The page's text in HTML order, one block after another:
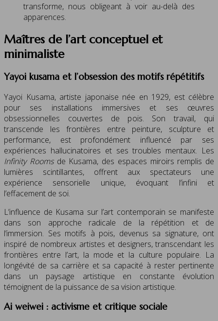
transforme, nous obligeant à voir au-delà des
apparences.
Maîtres de l’art conceptuel et
minimaliste
Yayoi kusama et l’obsession des motifs répétitifs
Yayoi Kusama, artiste japonaise née en 1929, est célèbre
pour ses installations immersives et ses œuvres
obsessionnelles couvertes de pois. Son travail, qui
transcende les frontières entre peinture, sculpture et
performance, est profondément influencé par ses
expériences hallucinatoires et ses troubles mentaux. Les
Infinity Rooms de Kusama, des espaces miroirs remplis de
lumières scintillantes, offrent aux spectateurs une
expérience sensorielle unique, évoquant l’infini et
l’effacement de soi.
L’influence de Kusama sur l’art contemporain se manifeste
dans son approche radicale de la répétition et de
l’immersion. Ses motifs à pois, devenus sa signature, ont
inspiré de nombreux artistes et designers, transcendant les
frontières entre l’art, la mode et la culture populaire. La
longévité de sa carrière et sa capacité à rester pertinente
dans un paysage artistique en constante évolution
témoignent de la puissance de sa vision artistique.
Ai weiwei : activisme et critique sociale